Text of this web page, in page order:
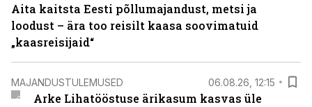
Aita kaitsta Eesti põllumajandust, metsi ja
loodust – ära too reisilt kaasa soovimatuid
„kaasreisijaid“
MAJANDUSTULEMUSED 06.08.26, 12:15
Arke Lihatööstuse ärikasum kasvas üle